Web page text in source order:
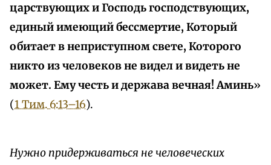
царствующих и Господь господствующих,
единый имеющий бессмертие, Который
обитает в неприступном свете, Которого
никто из человеков не видел и видеть не
может. Ему честь и держава вечная! Аминь»
(1 Тим. 6:13–16).
Нужно придерживаться не человеческих